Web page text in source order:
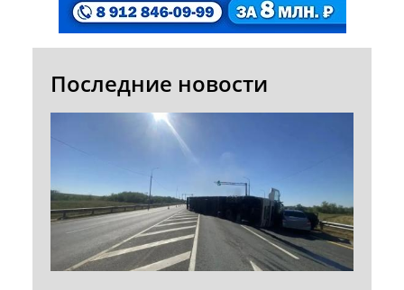
Последние новости